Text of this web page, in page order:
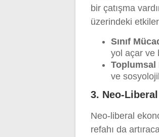
bir çatışma
üzerindeki
Sınıf
yol açar ve
ve
3. Neo-
Neo-liberal
refahı da